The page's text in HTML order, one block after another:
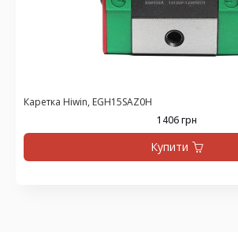
Каретка Hiwin, EGH15SAZ0H
1406 грн
Купити